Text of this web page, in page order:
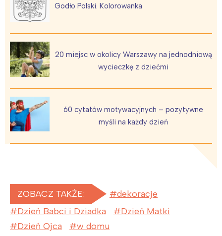
Godło Polski. Kolorowanka
20 miejsc w okolicy Warszawy na jednodniową
wycieczkę z dziećmi
60 cytatów motywacyjnych – pozytywne
myśli na każdy dzień
ZOBACZ TAKŻE:
dekoracje
Dzień Babci i Dziadka
Dzień Matki
Dzień Ojca
w domu